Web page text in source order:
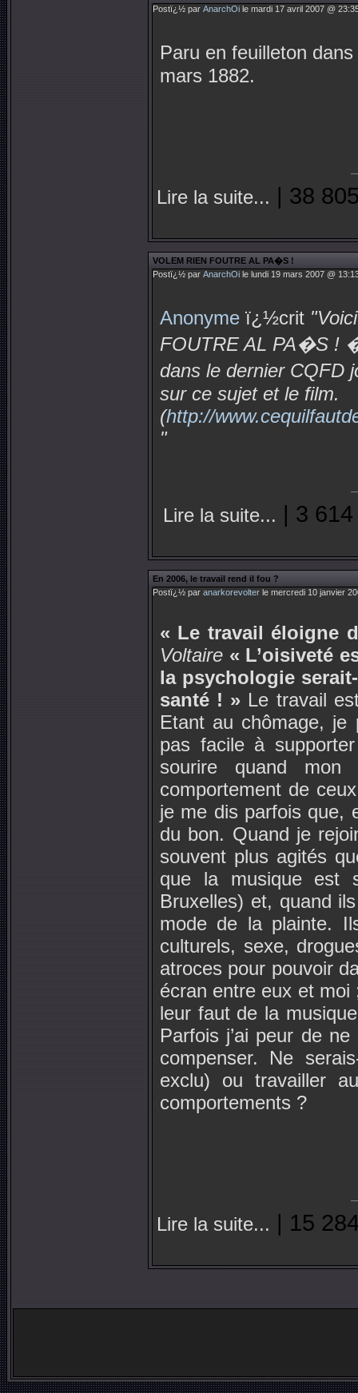
Postï¿½ par AnarchOi le mardi 17 avril 2007 @
Paru en feuilleton
mars 1882.
Lire la suite... | 38
VOLEM RIEN FOUTRE AL PA�S !
Postï¿½ par AnarchOi le lundi 19 mars 2007 @
Anonyme ï¿½crit
FOUTRE AL PA�S !
dans le dernier
sur ce sujet et le film.
(http://
"
Lire la suite... | 3
En 2006, le travail rend il fou ?
Postï¿½ par anarkorevolter le mercredi 10 janvier
« Le travail éloigne
Voltaire « L’oisiveté
la psychologie
santé ! » Le travail
Etant au chômage, je
pas facile à
sourire quand mon
comportement de
je me dis parfois que,
du bon. Quand je
souvent plus agités
que la musique est
Bruxelles) et, quand
mode de la plainte.
culturels, sexe,
atroces pour pouvoir
écran entre eux et
leur faut de la
Parfois j’ai peur de
compenser. Ne
exclu) ou travailler
comportements ?
Lire la suite... | 15